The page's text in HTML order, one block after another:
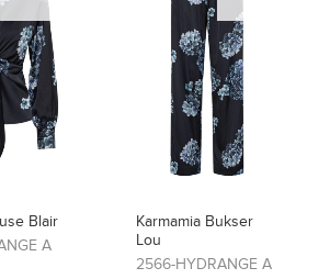
Karmamia Bukser
Lou
2566-HYDRANGE A
Karmamia Skjorte
2568-ROSERY